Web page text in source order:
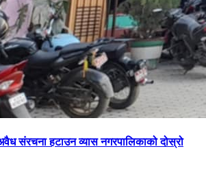
संरचना हटाउन व्यास नगरपालिकाको दोस्रो